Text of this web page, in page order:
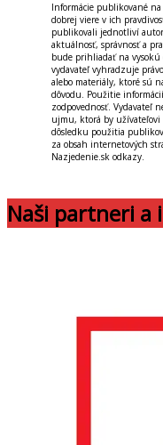
Informácie publikované
dobrej viere v ich
publikovali jednotliví
aktuálnosť, správnosť a
bude prihliadať na
vydavateľ vyhradzuje
alebo materiály, ktoré sú
dôvodu. Použitie
zodpovednosť. Vydavateľ
ujmu, ktorá by
dôsledku použitia
za obsah internetových
Nazjedenie.sk odkazy.
Naši partneri a